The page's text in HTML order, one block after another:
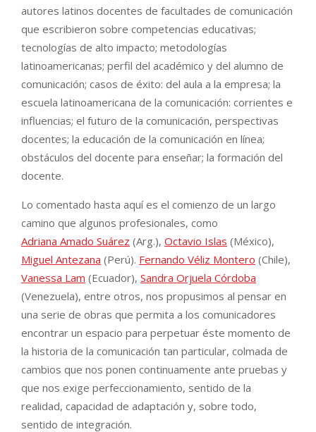
autores latinos docentes de facultades de comunicación
que escribieron sobre competencias educativas;
tecnologías de alto impacto; metodologías
latinoamericanas; perfil del académico y del alumno de
comunicación; casos de éxito: del aula a la empresa; la
escuela latinoamericana de la comunicación: corrientes e
influencias; el futuro de la comunicación, perspectivas
docentes; la educación de la comunicación en línea;
obstáculos del docente para enseñar; la formación del
docente.
Lo comentado hasta aquí es el comienzo de un largo
camino que algunos profesionales, como
Adriana Amado Suárez (Arg.), Octavio Islas (México),
Miguel Antezana (Perú). Fernando Véliz Montero (Chile),
Vanessa Lam (Ecuador), Sandra Orjuela Córdoba
(Venezuela), entre otros, nos propusimos al pensar en
una serie de obras que permita a los comunicadores
encontrar un espacio para perpetuar éste momento de
la historia de la comunicación tan particular, colmada de
cambios que nos ponen continuamente ante pruebas y
que nos exige perfeccionamiento, sentido de la
realidad, capacidad de adaptación y, sobre todo,
sentido de integración.